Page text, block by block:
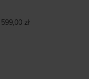
599,00 zł